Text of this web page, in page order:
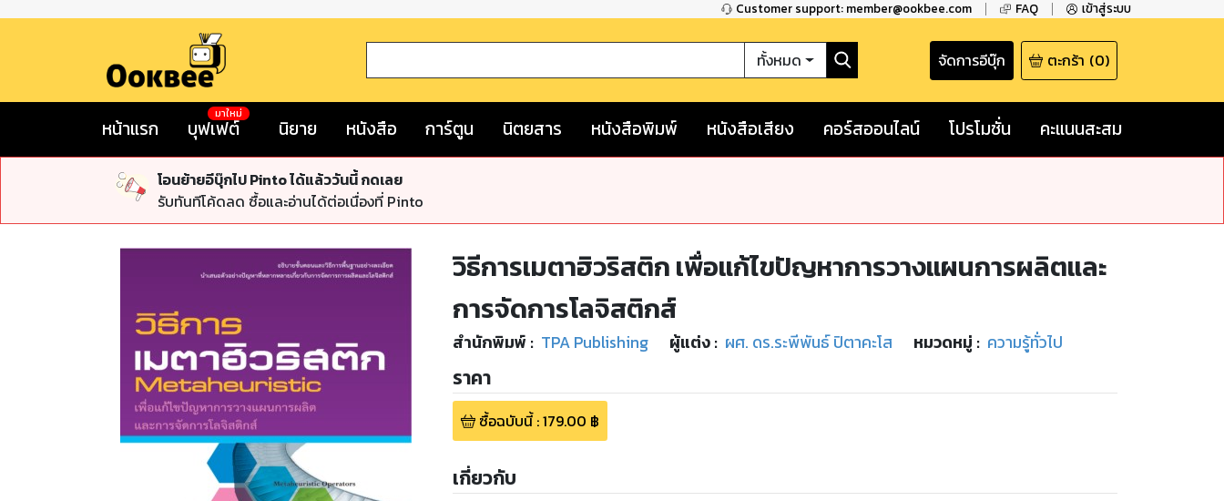
Customer support: member@ookbee.com FAQ เข้าสู่ระบบ
ทั้งหมด จัดการอีบุ๊ก ตะกร้า (0)
หน้าแรก บุฟเฟต์
มาใหม่
นิยาย หนังสือ การ์ตูน นิตยสาร หนังสือพิมพ์ หนังสือเสียง คอร์สออนไลน์ โปรโมชั่น คะแนนสะสม
โอนย้ายอีบุ๊กไป Pinto ได้แล้ววันนี้ กดเลย
รับทันทีโค้ดลด ซื้อและอ่านได้ต่อเนื่องที่ Pinto
วิธีการเมตาฮิวริสติก เพื่อแก้ไขปัญหาการวางแผนการผลิตและ
การจัดการโลจิสติกส์
สำนักพิมพ์ : TPA Publishing ผู้แต่ง : ผศ. ดร.ระพีพันธ์ ปิตาคะโส หมวดหมู่ : ความรู้ทั่วไป
ราคา
ซื้อฉบับนี้:179.00 ฿
เกี่ยวกับ